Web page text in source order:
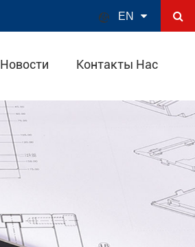
 EN
Новости Контакты Нас